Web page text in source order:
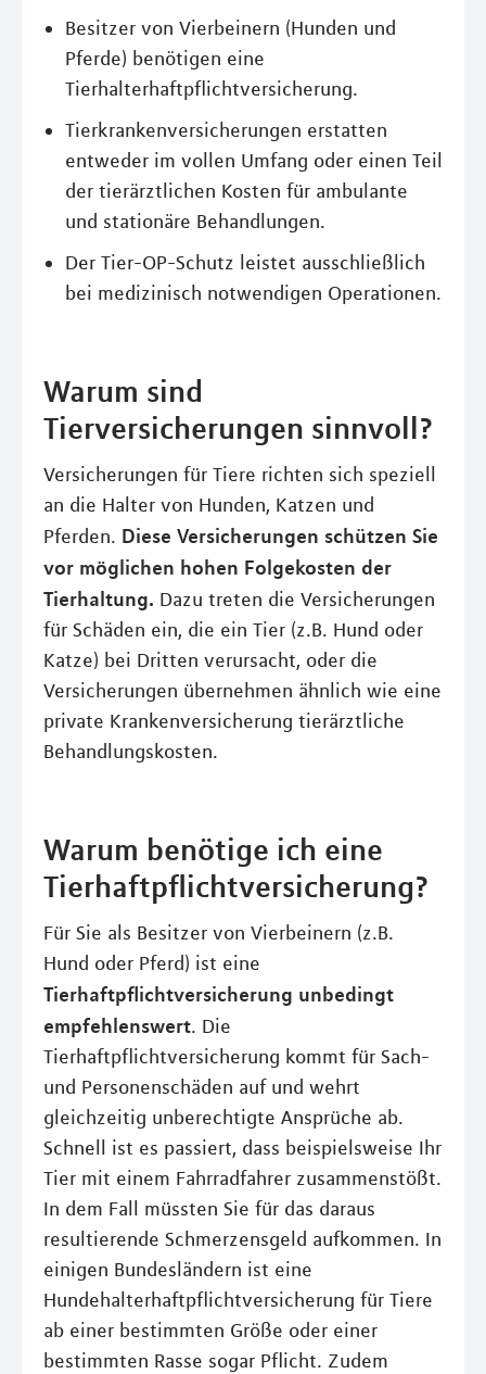
Besitzer von Vierbeinern (Hunden und
Pferde) benötigen eine
Tierhalterhaftpflichtversicherung.
Tierkrankenversicherungen erstatten
entweder im vollen Umfang oder einen Teil
der tierärztlichen Kosten für ambulante
und stationäre Behandlungen.
Der Tier-OP-Schutz leistet ausschließlich
bei medizinisch notwendigen Operationen.
Warum sind
Tierversicherungen sinnvoll?
Versicherungen für Tiere richten sich speziell
an die Halter von Hunden, Katzen und
Pferden. Diese Versicherungen schützen Sie
vor möglichen hohen Folgekosten der
Tierhaltung. Dazu treten die Versicherungen
für Schäden ein, die ein Tier (z.B. Hund oder
Katze) bei Dritten verursacht, oder die
Versicherungen übernehmen ähnlich wie eine
private Krankenversicherung tierärztliche
Behandlungskosten.
Warum benötige ich eine
Tierhaftpflichtversicherung?
Für Sie als Besitzer von Vierbeinern (z.B.
Hund oder Pferd) ist eine
Tierhaftpflichtversicherung unbedingt
empfehlenswert. Die
Tierhaftpflichtversicherung kommt für Sach-
und Personenschäden auf und wehrt
gleichzeitig unberechtigte Ansprüche ab.
Schnell ist es passiert, dass beispielsweise Ihr
Tier mit einem Fahrradfahrer zusammenstößt.
In dem Fall müssten Sie für das daraus
resultierende Schmerzensgeld aufkommen. In
einigen Bundesländern ist eine
Hundehalterhaftpflichtversicherung für Tiere
ab einer bestimmten Größe oder einer
bestimmten Rasse sogar Pflicht. Zudem